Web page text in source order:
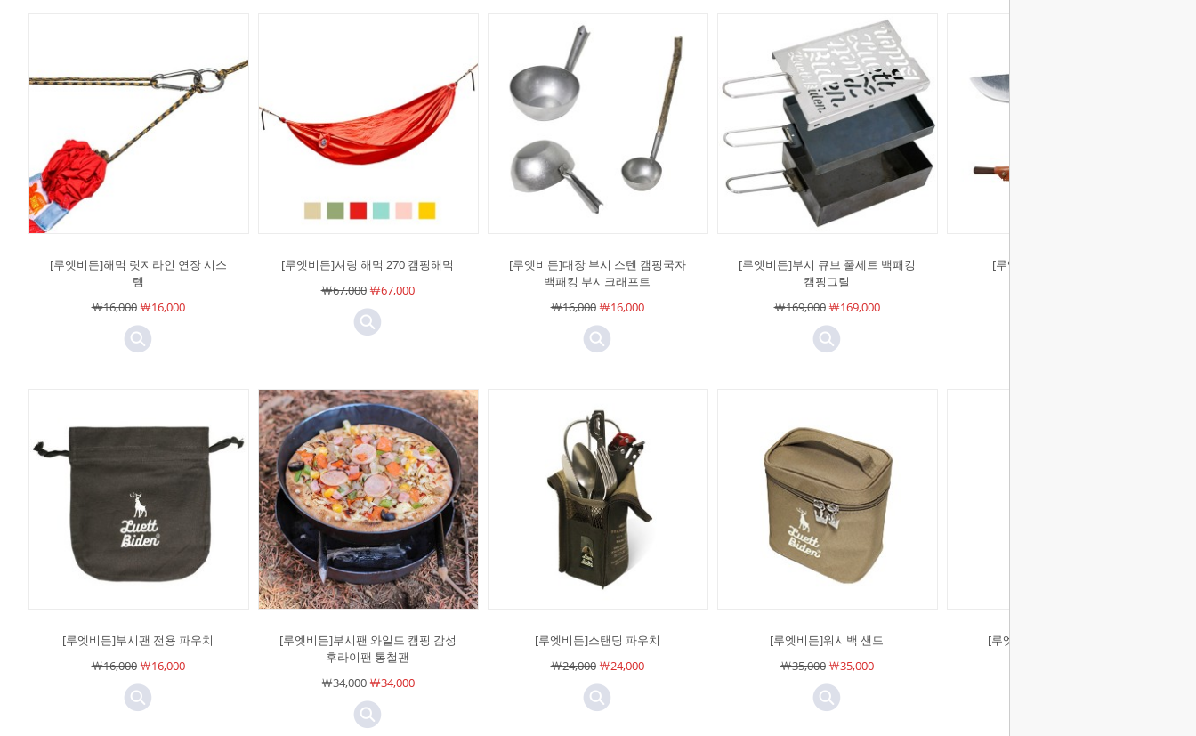
[루엣비든]해먹 릿지라인 연장 시스
템
￦16,000￦16,000
[루엣비든]셔링 해먹 270 캠핑해먹
￦67,000￦67,000
[루엣비든]대장 부시 스텐 캠핑국자
백패킹 부시크래프트
￦16,000￦16,000
[루엣비든]부시 큐브 풀세트 백패킹
캠핑그릴
￦169,000￦169,000
[루엣비든]대장 미니 식칼
[루엣비든]부시팬 전용 파우치
￦16,000￦16,000
[루엣비든]부시팬 와일드 캠핑 감성
후라이팬 통철팬
￦34,000￦34,000
[루엣비든]스탠딩 파우치
￦24,000￦24,000
[루엣비든]워시백 샌드
￦35,000￦35,000
[루엣비든]빈티지 스크래퍼